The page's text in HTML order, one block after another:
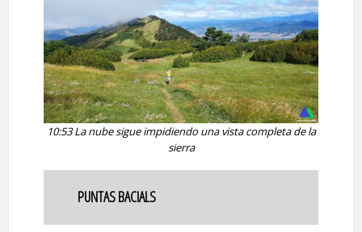
10:53 La nube sigue impidiendo una vista completa de la
sierra
PUNTAS BACIALS